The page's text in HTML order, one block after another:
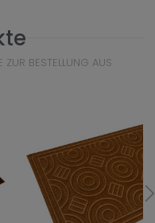
BESTELLUNG AUS